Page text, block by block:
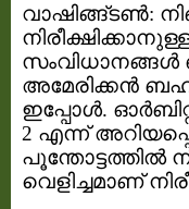
വാഷിങ്ങ്ടൺ:
സംവിധാനങ്ങൾ
അമേരിക്കൻ
ഇപ്പോൾ.
2 എന്ന്
പൂന്തോട്ടത്തിൽ
വെളിച്ചമാണ്